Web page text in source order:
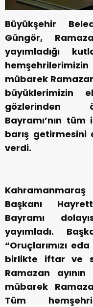
Büyükşehir
Güngör,
yayımladığı
mübarek
büyüklerimizin
gözlerinden
Bayramı’nın
barış getirmesini
verdi.
Başkanı
Bayramı
yayımladı.
“Oruçlarımızı
birlikte iftar ve
Ramazan
mübarek
Tüm